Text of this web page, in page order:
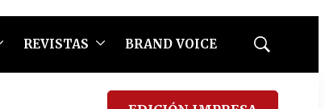
REVISTAS BRAND VOICE
Mostrar